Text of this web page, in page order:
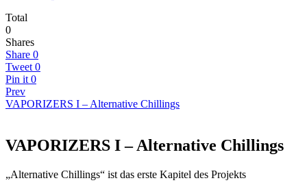
Total
0
Shares
Share 0
Tweet 0
Pin it 0
Prev
VAPORIZERS I – Alternative Chillings
VAPORIZERS I – Alternative Chillings
„Alternative Chillings“ ist das erste Kapitel des Projekts